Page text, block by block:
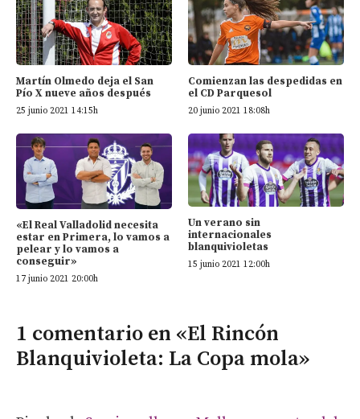
Martín Olmedo deja el San
Pío X nueve años después
25 junio 2021 14:15h
Comienzan las despedidas en
el CD Parquesol
20 junio 2021 18:08h
«El Real Valladolid necesita
estar en Primera, lo vamos a
pelear y lo vamos a
conseguir»
17 junio 2021 20:00h
Un verano sin
internacionales
blanquivioletas
15 junio 2021 12:00h
1 comentario en «El Rincón
Blanquivioleta: La Copa mola»